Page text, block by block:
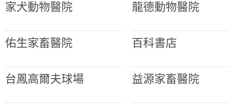
家犬動物醫院 龍德動物醫院
佑生家畜醫院 百科書店
台鳳高爾夫球場 益源家畜醫院